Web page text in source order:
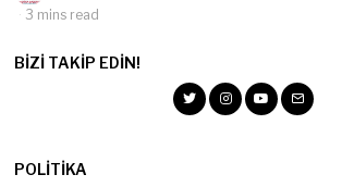
3 mins read
BIZI TAKIP EDIN!
POLITIKA